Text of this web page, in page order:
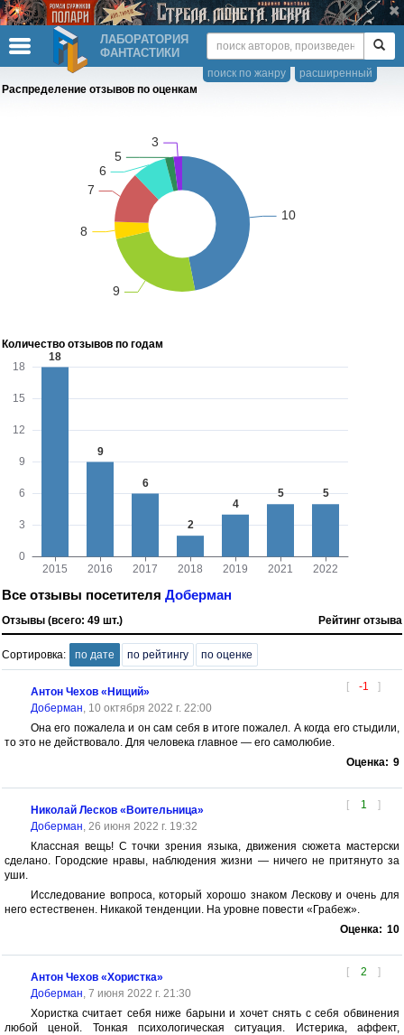
ЛАБОРАТОРИЯ
ФАНТАСТИКИ
расширенный
поиск по жанру
Распределение отзывов по оценкам
Количество отзывов по годам
Все отзывы посетителя Доберман
Отзывы (всего: 49 шт.) Рейтинг отзыва
Сортировка: по дате по рейтингу по оценке
[ -1 ]
Антон Чехов «Нищий»
Доберман, 10 октября 2022 г. 22:00
Она его пожалела и он сам себя в итоге пожалел. А когда его стыдили,
то это не действовало. Для человека главное — его самолюбие.
Оценка: 9
[ 1 ]
Николай Лесков «Воительница»
Доберман, 26 июня 2022 г. 19:32
Классная вещь! С точки зрения языка, движения сюжета мастерски
сделано. Городские нравы, наблюдения жизни — ничего не притянуто за
уши.
Исследование вопроса, который хорошо знаком Лескову и очень для
него естественен. Никакой тенденции. На уровне повести «Грабеж».
Оценка: 10
[ 2 ]
Антон Чехов «Хористка»
Доберман, 7 июня 2022 г. 21:30
Хористка считает себя ниже барыни и хочет снять с себя обвинения
любой ценой. Тонкая психологическая ситуация. Истерика, аффект,